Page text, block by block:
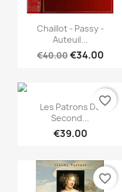
Quick view
Chaillot - Passy -
Auteuil...
€40.00€34.00
Quick view
Les Patrons Du
Second...
€39.00
favorite_border
favorite_border